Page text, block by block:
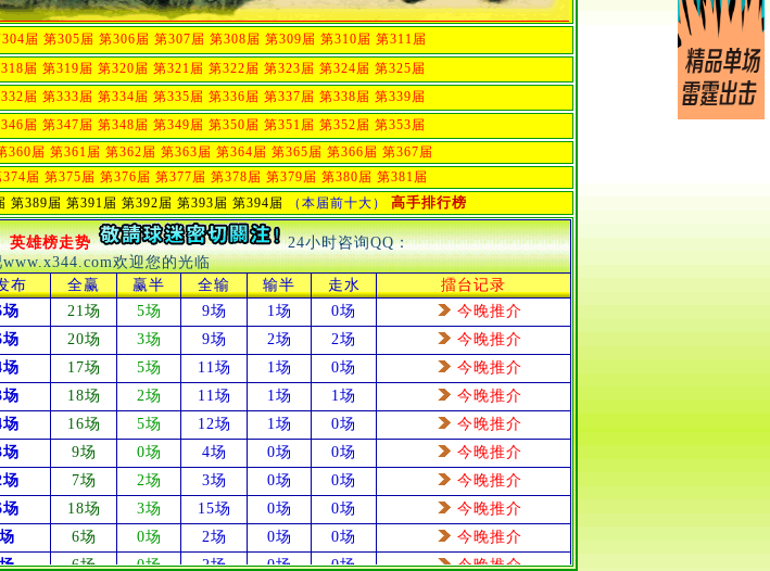
届 第305届 第306届 第307届 第308届 第309届 第310届 第311届
届 第319届 第320届 第321届 第322届 第323届 第324届 第325届
届 第333届 第334届 第335届 第336届 第337届 第338届 第339届
届 第347届 第348届 第349届 第350届 第351届 第352届 第353届
360届 第361届 第362届 第363届 第364届 第365届 第366届 第367届
374届 第375届 第376届 第377届 第378届 第379届 第380届 第381届
第389届 第391届 第392届 第393届 第394届 （本届前十大） 高手排行榜